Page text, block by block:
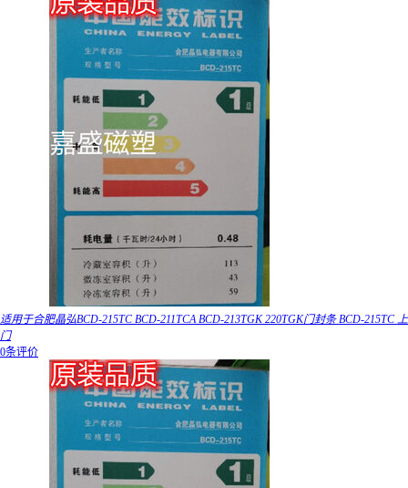
适用于合肥晶弘BCD-215TC BCD-211TCA BCD-213TGK 220TGK门封条 BCD-215TC 上
门
0条评价